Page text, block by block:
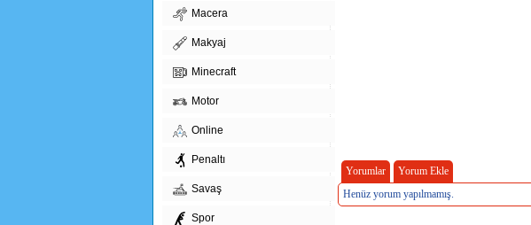
Macera
Makyaj
Minecraft
Motor
Online
Penaltı
Savaş
Spor
Yorumlar
Yorum Ekle
Henüz yorum yapılmamış.